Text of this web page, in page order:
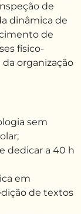
de
dinâmica de
de
físico-
organização
sem
dedicar a 40 h
em
de textos